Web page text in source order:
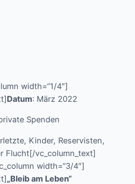
width=“1/4″]
Datum: März 2022
Spenden
Kinder, Reservisten,
Flucht[/vc_column_text]
width=“3/4″]
„Bleib am Leben“